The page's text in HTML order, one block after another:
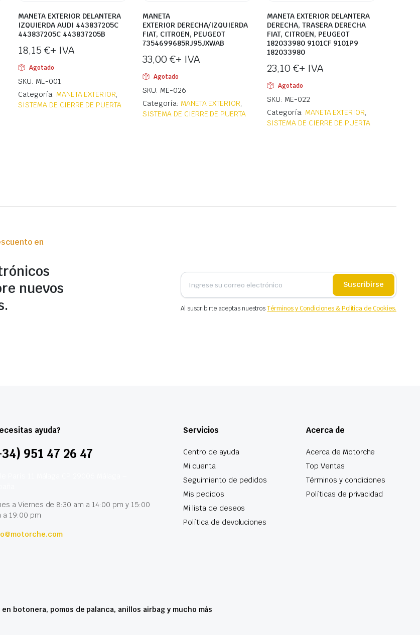
MANETA EXTERIOR DELANTERA
IZQUIERDA AUDI 443837205C
443837205C 443837205B
18,15 €+ IVA
Agotado
SKU: ME-001
Categoría: MANETA EXTERIOR,
SISTEMA DE CIERRE DE PUERTA
MANETA
EXTERIOR DERECHA/IZQUIERDA
FIAT, CITROEN, PEUGEOT
7354699685RJ95JXWAB
33,00 €+ IVA
Agotado
SKU: ME-026
Categoría: MANETA EXTERIOR,
SISTEMA DE CIERRE DE PUERTA
MANETA EXTERIOR DELANTERA
DERECHA, TRASERA DERECHA
FIAT, CITROEN, PEUGEOT
182033980 9101CF 9101P9
182033980
23,10 €+ IVA
Agotado
SKU: ME-022
Categoría: MANETA EXTERIOR,
SISTEMA DE CIERRE DE PUERTA
en
nuevos
Suscribirse
Al suscribirte aceptas nuestrosTérminos y Condiciones & Política de Cookies.
ayuda?
951 47 26 47
a Viernes de 8:30 am a 14:00 pm y 15:00
a 19:00 pm
Servicios
Centro de ayuda
Mi cuenta
Seguimiento de pedidos
Mis pedidos
Mi lista de deseos
Política de devoluciones
Acerca de
Acerca de Motorche
Top Ventas
Términos y condiciones
Políticas de privacidad
botonera, pomos de palanca, anillos airbag y mucho más